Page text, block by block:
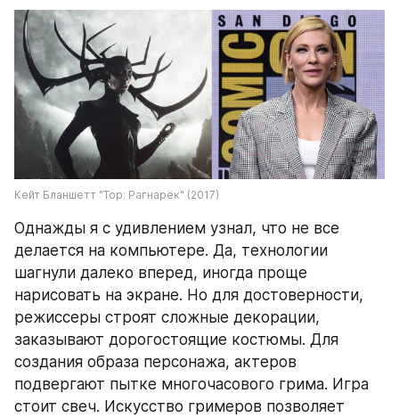
Кейт Бланшетт "Тор: Рагнарёк" (2017)
Однажды я с удивлением узнал, что не все
делается на компьютере. Да, технологии
шагнули далеко вперед, иногда проще
нарисовать на экране. Но для достоверности,
режиссеры строят сложные декорации,
заказывают дорогостоящие костюмы. Для
создания образа персонажа, актеров
подвергают пытке многочасового грима. Игра
стоит свеч. Искусство гримеров позволяет